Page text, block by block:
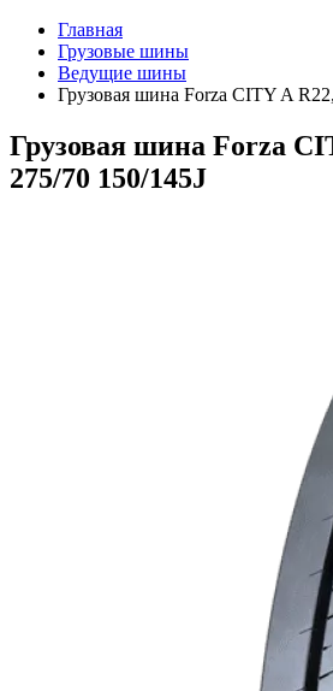
Главная
Грузовые шины
Ведущие шины
Грузовая шина Forza CITY A
Грузовая шина Forza
275/70 150/145J